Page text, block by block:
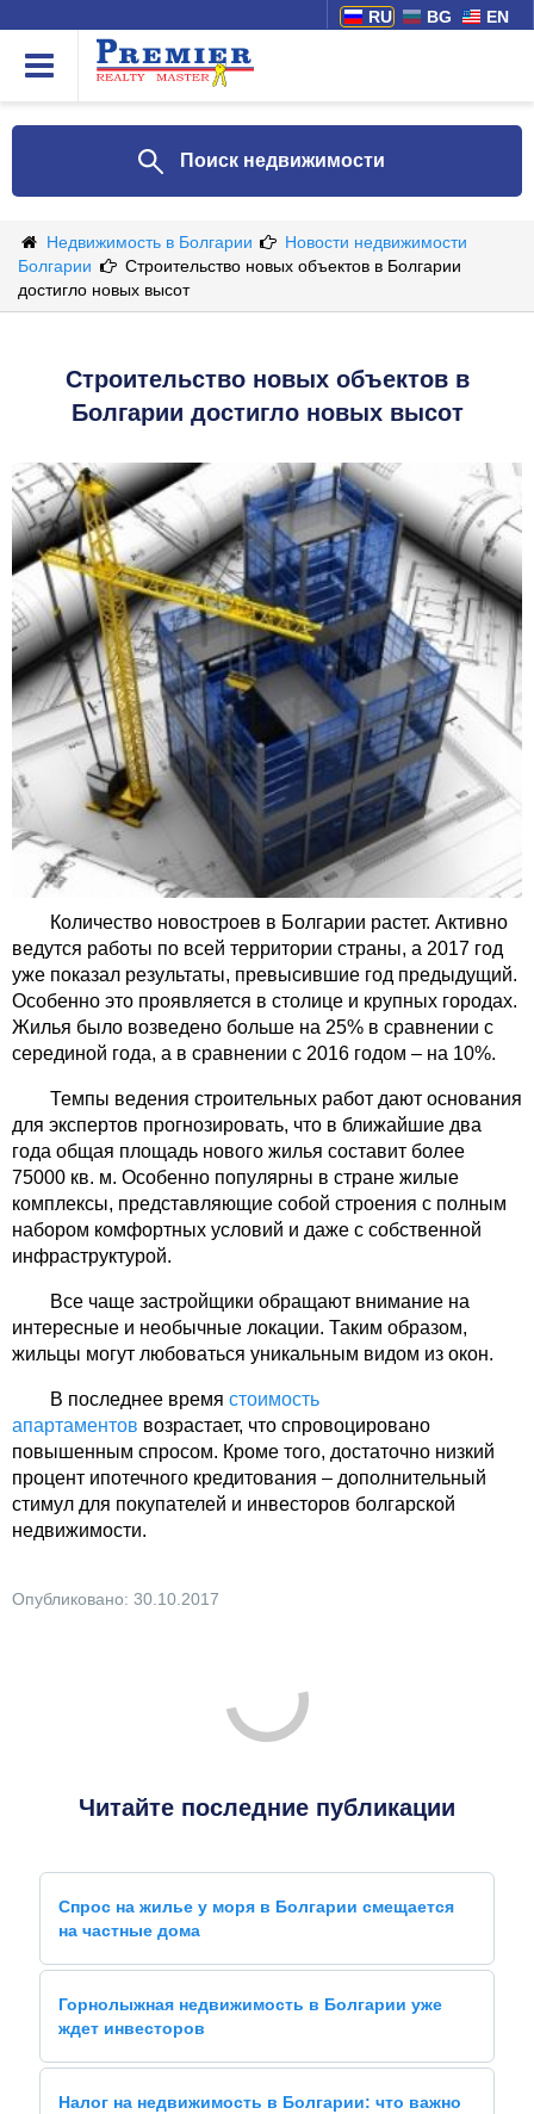
RU BG EN
Поиск недвижимости
Недвижимость в Болгарии
Новости недвижимости
Болгарии
Строительство новых объектов в Болгарии
достигло новых высот
Строительство новых объектов в
Болгарии достигло новых высот
Количество новостроев в Болгарии растет. Активно
ведутся работы по всей территории страны, а 2017 год
уже показал результаты, превысившие год предыдущий.
Особенно это проявляется в столице и крупных городах.
Жилья было возведено больше на 25% в сравнении с
серединой года, а в сравнении с 2016 годом – на 10%.
Темпы ведения строительных работ дают основания
для экспертов прогнозировать, что в ближайшие два
года общая площадь нового жилья составит более
75000 кв. м. Особенно популярны в стране жилые
комплексы, представляющие собой строения с полным
набором комфортных условий и даже с собственной
инфраструктурой.
Все чаще застройщики обращают внимание на
интересные и необычные локации. Таким образом,
жильцы могут любоваться уникальным видом из окон.
В последнее время стоимость
апартаментов возрастает, что спровоцировано
повышенным спросом. Кроме того, достаточно низкий
процент ипотечного кредитования – дополнительный
стимул для покупателей и инвесторов болгарской
недвижимости.
Опубликовано: 30.10.2017
Читайте последние публикации
Спрос на жилье у моря в Болгарии смещается
на частные дома
Горнолыжная недвижимость в Болгарии уже
ждет инвесторов
Налог на недвижимость в Болгарии: что важно